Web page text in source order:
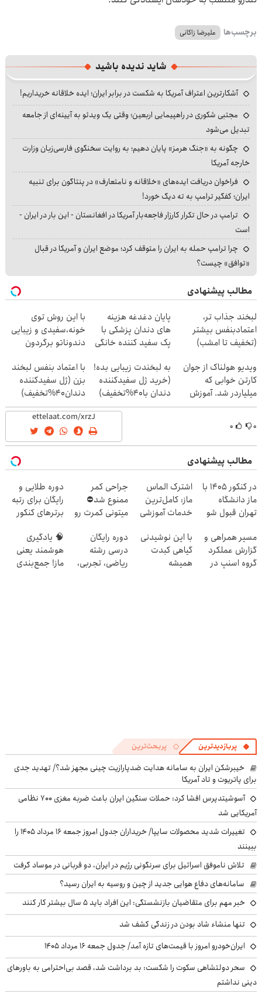
برچسب‌ها علیرضا زاکانی
شاید ندیده باشید
آشکارترین اعتراف آمریکا به شکست در برابر ایران؛ ایده خلاقانه خریداریم!
مجتبی شکوری در راهپیمایی اربعین؛ وقتی یک ویدئو به آیینه‌ای از جامعه
تبدیل می‌شود
چگونه به «جنگ هرمز» پایان دهیم؛ به روایت سخنگوی فارسی‌زبان وزارت
خارجه آمریکا
فراخوان دریافت ایده‌های «خلاقانه و نامتعارف» در پنتاگون برای تنبیه
ایران؛ کفگیر ترامپ به ته دیگ خورد!
ترامپ در حال تکرار کارزار فاجعه‌بار آمریکا در افغانستان - این بار در ایران -
است
چرا ترامپ حمله به ایران را متوقف کرد؛ موضع ایران و آمریکا در قبال
«توافق» چیست؟
مطالب پیشنهادی
لبخند جذاب تر،
اعتمادبنفس بیشتر
(تخفیف تا امشب)
پایان دغدغه هزینه
های دندان پزشکی با
پک سفید کننده خانگی
با این روش توی
خونه،سفیدی و زیبایی
دندوناتو برگردون
ویدیو هولناک از جوان
کارتن خوابی که
میلیاردر شد. آموزش
رایگان
به لبخندت زیبایی بده!
(خرید ژل سفیدکننده
دندان با40%تخفیف)
با اعتماد بنفس لبخند
بزن (ژل سفیدکننده
دندان40%تخفیف)
۰ ۰
مطالب پیشنهادی
در کنکور 1405 با
ماز دانشگاه
تهران قبول شو
اشترک الماس
ماز: کامل‌ترین
خدمات آموزشی
جراحی کمر
ممنوع شد⛔
میتونی کمرت رو
کنی! 👈🏻
پرسش‌نامه
دوره طلایی و
رایگان برای رتبه
برترهای کنکور
مسیر همراهی و
گزارش عملکرد
گروه اسنپ در
با این نوشیدنی
گیاهی کبدت
همیشه
دوره رایگان
درسی رشته
ریاضی، تجربی،
🧠 یادگیری
هوشمند یعنی
ماز! جمع‌بندی
پربازدیدترین پربحث‌ترین
خیبرشکن ایران به سامانه هدایت ضدپارازیت چینی مجهز شد؟/ تهدید جدی
برای پاتریوت و تاد آمریکا
آسوشیتدپرس افشا کرد: حملات سنگین ایران باعث ضربه مغزی ۷۰۰ نظامی
آمریکایی شد
تغییرات شدید محصولات سایپا/ خریداران جدول امروز جمعه ۱۶ مرداد ۱۴۰۵ را
ببینند
تلاش ناموفق اسرائیل برای سرنگونی رژیم در ایران، دو قربانی در موساد گرفت
سامانه‌های دفاع هوایی جدید از چین و روسیه به ایران رسید؟
خبر مهم برای متقاضیان بازنشستگی: این افراد باید ۵ سال بیشتر کار کنند
تنها منشاء شاد بودن در زندگی کشف شد
ایران‌خودرو امروز با قیمت‌های تازه آمد/ جدول جمعه ۱۶ مرداد ۱۴۰۵
سحر دولتشاهی سکوت را شکست: بد برداشت شد، قصد بی‌احترامی به باورهای
دینی نداشتم